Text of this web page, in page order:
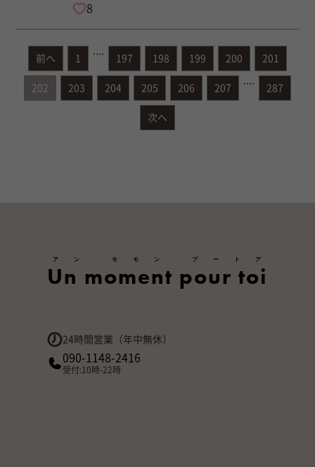
8
前へ 1 197 198 199 200 201
202 203 204 205 206 207 287
次へ
Un moment pour toi
アン モモン プートア
24時間営業（年中無休）
090-1148-2416
受付:10時-22時